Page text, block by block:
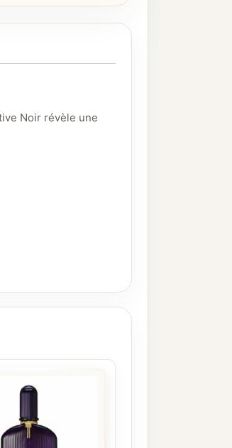
Noir révèle une